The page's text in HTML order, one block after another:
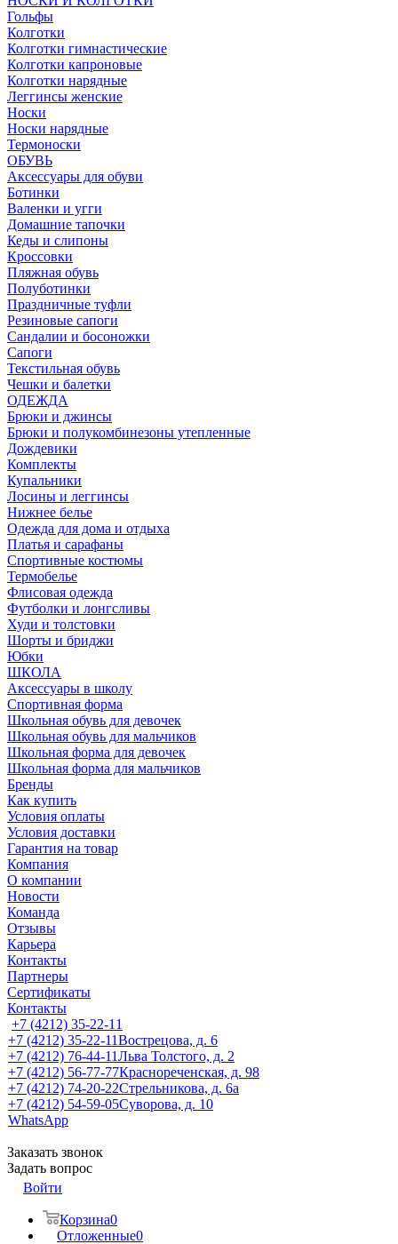
Гольфы
Колготки
Колготки гимнастические
Колготки капроновые
Колготки нарядные
Леггинсы женские
Носки
Носки нарядные
Термоноски
ОБУВЬ
Аксессуары для обуви
Ботинки
Валенки и угги
Домашние тапочки
Кеды и слипоны
Кроссовки
Пляжная обувь
Полуботинки
Праздничные туфли
Резиновые сапоги
Сандалии и босоножки
Сапоги
Текстильная обувь
Чешки и балетки
ОДЕЖДА
Брюки и джинсы
Брюки и полукомбинезоны утепленные
Дождевики
Комплекты
Купальники
Лосины и леггинсы
Нижнее белье
Одежда для дома и отдыха
Платья и сарафаны
Спортивные костюмы
Термобелье
Флисовая одежда
Футболки и лонгсливы
Худи и толстовки
Шорты и бриджи
Юбки
ШКОЛА
Аксессуары в школу
Спортивная форма
Школьная обувь для девочек
Школьная обувь для мальчиков
Школьная форма для девочек
Школьная форма для мальчиков
Бренды
Как купить
Условия оплаты
Условия доставки
Гарантия на товар
Компания
О компании
Новости
Команда
Отзывы
Карьера
Контакты
Партнеры
Сертификаты
Контакты
+7 (4212) 35-22-11
+7 (4212) 35-22-11Вострецова, д. 6
+7 (4212) 76-44-11Льва Толстого, д. 2
+7 (4212) 56-77-77Краснореченская, д. 98
+7 (4212) 74-20-22Стрельникова, д. 6а
+7 (4212) 54-59-05Суворова, д. 10
WhatsApp
Заказать звонок
Задать вопрос
Войти
Корзина0
Отложенные0